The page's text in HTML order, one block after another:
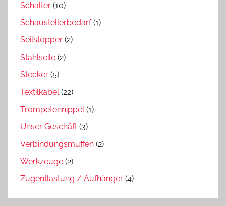
Schalter (10)
Schaustellerbedarf(1)
Seilstopper (2)
Stahlseile (2)
Stecker (5)
Textilkabel (22)
Trompetennippel(1)
Unser Geschäft (3)
Verbindungsmuffen (2)
Werkzeuge (2)
Zugentlastung / Aufhänger (4)